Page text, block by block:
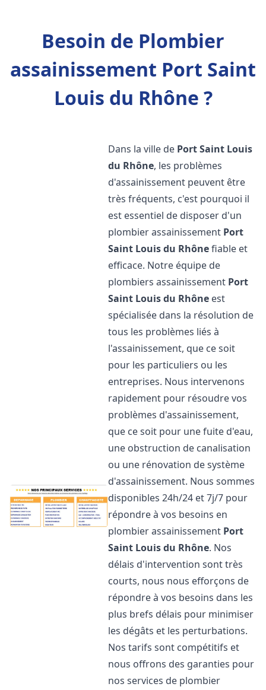
Besoin de Plombier
assainissement Port Saint
Louis du Rhône ?
Dans la ville de Port Saint Louis
du Rhône, les problèmes
d'assainissement peuvent être
très fréquents, c'est pourquoi il
est essentiel de disposer d'un
plombier assainissement Port
Saint Louis du Rhônefiable et
efficace. Notre équipe de
plombiers assainissement Port
Saint Louis du Rhône est
spécialisée dans la résolution de
tous les problèmes liés à
l'assainissement, que ce soit
pour les particuliers ou les
entreprises. Nous intervenons
rapidement pour résoudre vos
problèmes d'assainissement,
que ce soit pour une fuite d'eau,
une obstruction de canalisation
ou une rénovation de système
d'assainissement. Nous sommes
disponibles 24h/24 et 7j/7 pour
répondre à vos besoins en
plombier assainissement Port
Saint Louis du Rhône. Nos
délais d'intervention sont très
courts, nous nous efforçons de
répondre à vos besoins dans les
plus brefs délais pour minimiser
les dégâts et les perturbations.
Nos tarifs sont compétitifs et
nous offrons des garanties pour
nos services de plombier